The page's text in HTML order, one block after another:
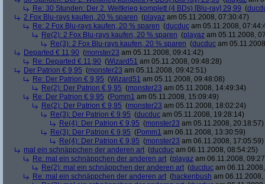
Re: 30 Stunden: Der 2. Weltkrieg komplett (4 BDs) [Blu-ray] 29,99 (
2 Fox Blu-rays kaufen, 20 % sparen (playaz am 05.11.2008, 07:30:47)
Re: 2 Fox Blu-rays kaufen, 20 % sparen (ducduc am 05.11.2008,
Re(2): 2 Fox Blu-rays kaufen, 20 % sparen (playaz am 05.11.2008,
Re(3): 2 Fox Blu-rays kaufen, 20 % sparen (ducduc am
Departed € 11,90 (monster23 am 05.11.2008, 09:41:42)
Re: Departed € 11,90 (Wizard51 am 05.11.2008, 09:48:28)
Der Patrion € 9,95 (monster23 am 05.11.2008, 09:42:51)
Re: Der Patrion € 9,95 (Wizard51 am 05.11.2008, 09:48:08)
Re(2): Der Patrion € 9,95 (monster23 am 05.11.2008, 14:49:34)
Re: Der Patrion € 9,95 (Pomm1 am 05.11.2008, 15:09:49)
Re(2): Der Patrion € 9,95 (monster23 am 05.11.2008, 18:02:24)
Re(3): Der Patrion € 9,95 (ducduc am 05.11.2008, 19:28:14)
Re(4): Der Patrion € 9,95 (monster23 am 05.11.2008, 20:18:57)
Re(3): Der Patrion € 9,95 (Pomm1 am 06.11.2008, 13:30:59)
Re(4): Der Patrion € 9,95 (monster23 am 06.11.2008, 17:05:59)
mal ein schnäppchen der anderen art (ducduc am 06.11.2008, 08:54:25)
Re: mal ein schnäppchen der anderen art (playaz am 06.11.2008,
Re(2): mal ein schnäppchen der anderen art (ducduc am
Re: mal ein schnäppchen der anderen art (hackenbush am